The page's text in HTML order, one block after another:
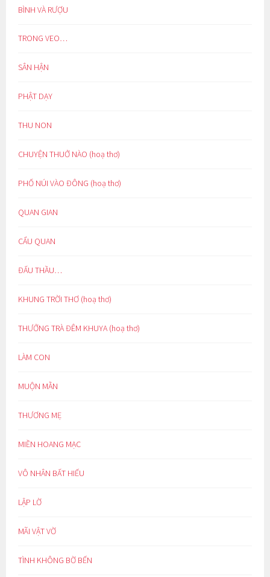
BÌNH VÀ RƯỢU
TRONG VEO…
SÂN HẬN
PHẬT DẠY
THU NON
CHUYỆN THUỞ NÀO (hoạ thơ)
PHỐ NÚI VÀO ĐÔNG (hoạ thơ)
QUAN GIAN
CẨU QUAN
ĐẤU THẦU…
KHUNG TRỜI THƠ (hoạ thơ)
THƯỞNG TRÀ ĐÊM KHUYA (hoạ thơ)
LÀM CON
MUỘN MẰN
THƯƠNG MẸ
MIỀN HOANG MẠC
VÔ NHÂN BẤT HIẾU
LẬP LỜ
MÃI VẬT VỜ
TÌNH KHÔNG BỜ BẾN